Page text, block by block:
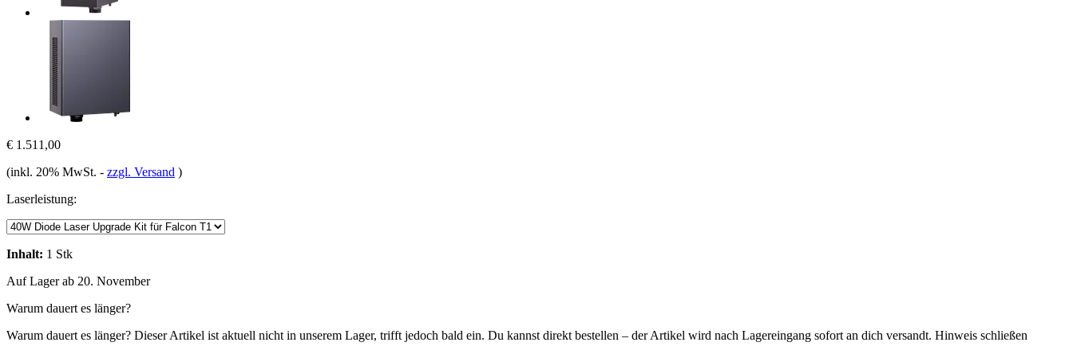
€ 1.511,00
(inkl. 20% MwSt. - zzgl. Versand )
Laserleistung:
Inhalt: 1 Stk
Auf Lager ab 20. November
Warum dauert es länger?
Warum dauert es länger? Dieser Artikel ist aktuell nicht in unserem Lager, trifft jedoch bald ein. Du kannst direkt bestellen – der Artikel wird nach Lagereingang sofort an dich versandt. Hinweis schließen